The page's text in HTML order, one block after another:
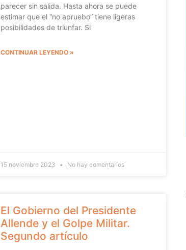
parecer sin salida. Hasta ahora se puede
estimar que el “no apruebo” tiene ligeras
posibilidades de triunfar. Si
CONTINUAR LEYENDO »
15 noviembre 2023 No hay comentarios
El Gobierno del Presidente
Allende y el Golpe Militar.
Segundo artículo